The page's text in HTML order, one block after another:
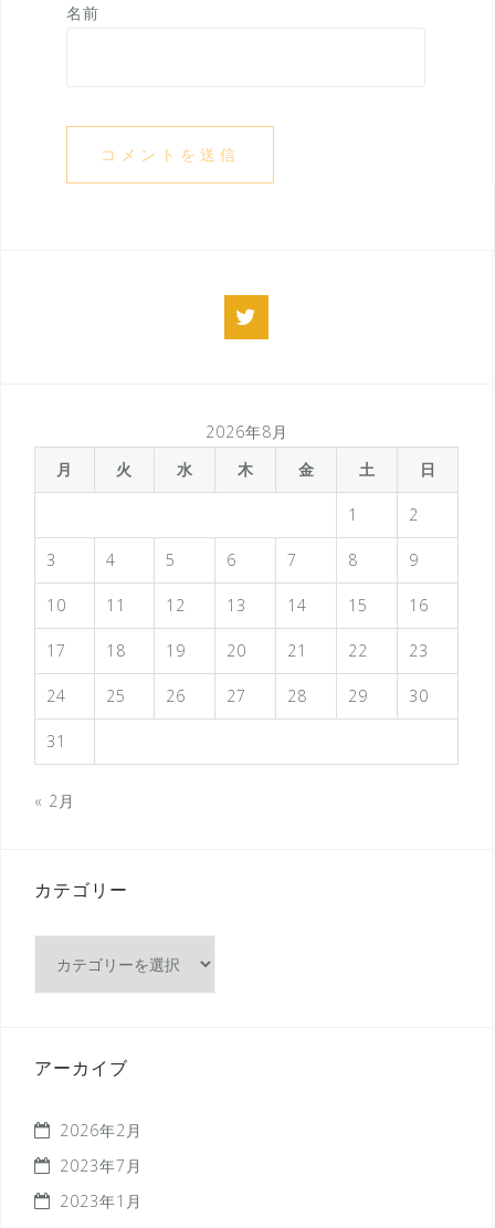
名前
2026年8月
月
火 水 木 金 土 日
1 2
3 4 5 6 7 8 9
10 11 12 13 14 15 16
17 18 19 20 21 22 23
24 25 26 27 28 29 30
31
« 2月
カテゴリー
ー
アーカイブ
2026年2月
2023年7月
2023年1月